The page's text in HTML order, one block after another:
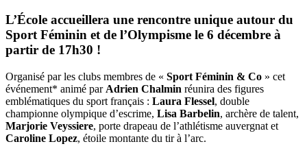
L’École accueillera une rencontre unique autour du
Sport Féminin et de l’Olympisme le 6 décembre à
partir de 17h30 !
Organisé par les clubs membres de « Sport Féminin & Co » cet
événement* animé par Adrien Chalmin réunira des figures
emblématiques du sport français : Laura Flessel, double
championne olympique d’escrime, Lisa Barbelin, archère de talent,
Marjorie Veyssiere, porte drapeau de l’athlétisme auvergnat et
Caroline Lopez, étoile montante du tir à l’arc.